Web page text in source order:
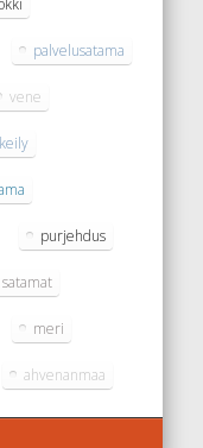
palvelusatama
vene
purjehdus
satamat
meri
ahvenanmaa